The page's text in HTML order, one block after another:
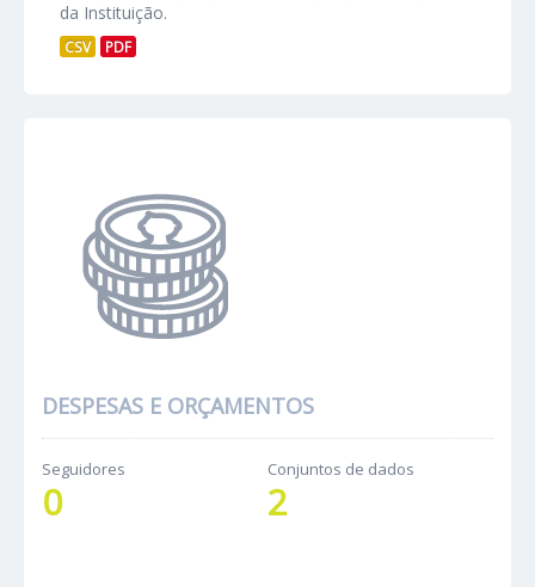
da Instituição.
CSV PDF
DESPESAS E ORÇAMENTOS
Seguidores
0
Conjuntos de dados
2